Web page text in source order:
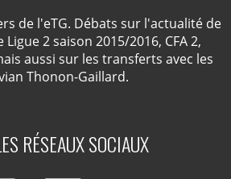
de l'eTG. Débats sur l'actualité de
Ligue 2 saison 2015/2016, CFA 2,
aussi sur les transferts avec les
Thonon-Gaillard.
RÉSEAUX SOCIAUX